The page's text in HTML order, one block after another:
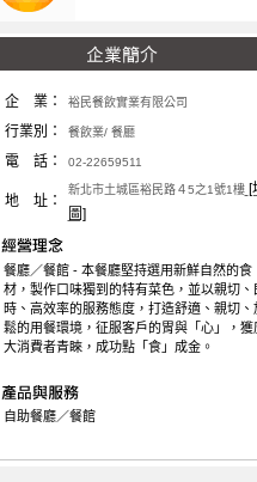
企 業： 裕民餐飲實業有限公司
行業別： 餐飲業/ 餐廳
電 話： 02-22659511
地 址：
新北市土城區裕民路４5之1號1樓 [
圖]
餐廳／餐館 - 本餐廳堅持選用新鮮自然的食
材，製作口味獨到的特有菜色，並以親切、
時、高效率的服務態度，打造舒適、親切、
鬆的用餐環境，征服客戶的胃與「心」，獲
大消費者青睞，成功點「食」成金。
自助餐廳／餐館